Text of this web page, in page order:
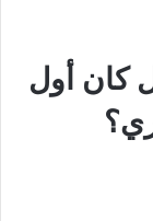
كان أول